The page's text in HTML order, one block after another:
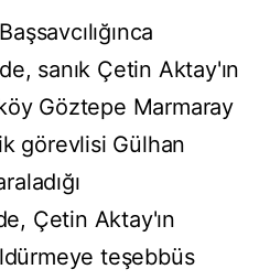
sanık Çetin Aktay'ın
Göztepe Marmaray
görevlisi Gülhan
Çetin Aktay'ın
teşebbüs